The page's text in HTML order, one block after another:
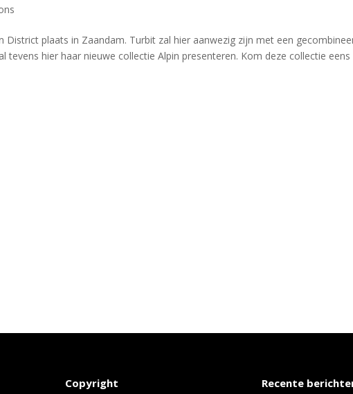
District plaats in Zaandam. Turbit zal hier aanwezig zijn met een
tevens hier haar nieuwe collectie Alpin presenteren. Kom deze collectie
Copyright Recente